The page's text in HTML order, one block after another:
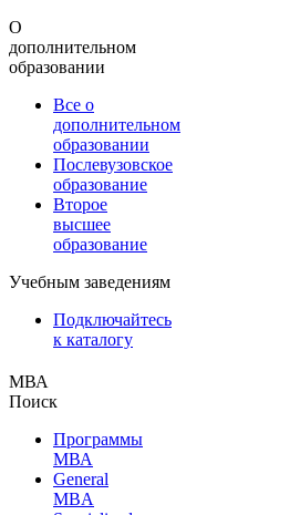
О
дополнительном
образовании
Все о
дополнительном
образовании
Послевузовское
образование
Второе
высшее
образование
Учебным заведениям
Подключайтесь
к каталогу
МВА
Поиск
Программы
МВА
General
MBA